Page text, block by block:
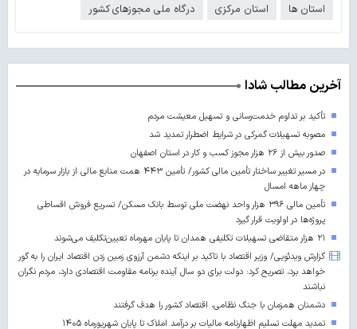
استان ها استان مرکزی درگاه ملی مجوزهای کشور
آخرین مطالب شادا
تأکید بر تداوم خدمت‌رسانی و تسهیل معیشت مردم
مصوبه تسهیلات گمرکی در شرایط اضطرار تمدید شد
صدور بیش از ۲۶ هزار مجوز کسب‌ و کار در استان اصفهان
در مسیر تغییر ساختار تأمین مالی کشور/ تأمین ۴۴۳ همت منابع مالی از بازار سرمایه در
چهار ماهه امسال
تأمین مالی ۳۹۶ هزار واحد نهضت ملی توسط بانک مسکن/ تسریع فروش اقساطی
پروژه‌ها در اولویت قرار گیرد
۲۱ هزار متقاضی تسهیلات تکلیفی همدان تا پایان مهرماه تعیین‌تکلیف می‌شوند
گزارش ویدئویی/ وزیر اقتصاد با تاکید بر اینکه دشمن آرزوی زمین زدن اقتصاد ایران را به گور
خواهد برد، تصریح کرد: دولت برای دو سال آینده برنامه مقاومت اقتصادی دارد، مردم نگران
نباشند
دشمنان همزمان با جنگ نظامی، اقتصاد کشور را هدف گرفتند
تمدید مهلت تسلیم اظهارنامه مالیات بر درآمد املاک تا پایان شهریورماه ۱۴۰۵